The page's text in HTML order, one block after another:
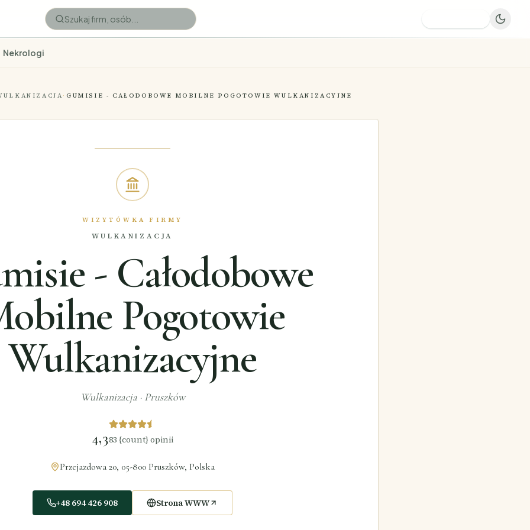
Nekrologi
· GUMISIE - CAŁODOBOWE MOBILNE POGOTOWIE WULKANIZACYJNE
WIZYTÓWKA FIRMY
WULKANIZACJA
- Całodobowe
Pogotowie
Wulkanizacyjne
Wulkanizacja· Pruszków
4,383 {count} opinii
Przejazdowa 20, 05-800 Pruszków, Polska
+48 694 426 908 Strona WWW